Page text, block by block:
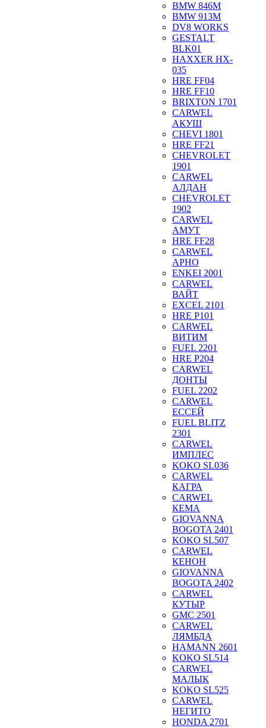
BMW 846M
BMW 913M
DV8 WORKS
GESTALT
BLK01
HAXXER HX-
035
HRE FF04
HRE FF10
BRIXTON 1701
CARWEL
АКУШ
CHEVI 1801
HRE FF21
CHEVROLET
1901
CARWEL
АЛДАН
CHEVROLET
1902
CARWEL
АМУТ
HRE FF28
CARWEL
АРНО
ENKEI 2001
CARWEL
ВАЙТ
EXCEL 2101
HRE P101
CARWEL
ВИТИМ
FUEL 2201
HRE P204
CARWEL
ДОНТЫ
FUEL 2202
CARWEL
ЕССЕЙ
FUEL BLITZ
2301
CARWEL
ИМПЛЕС
KOKO SL036
CARWEL
КАГРА
CARWEL
КЕМА
GIOVANNA
BOGOTA 2401
KOKO SL507
CARWEL
КЕНОН
GIOVANNA
BOGOTA 2402
CARWEL
КУТЫР
GMC 2501
CARWEL
ЛЯМБДА
HAMANN 2601
KOKO SL514
CARWEL
МАЛЫК
KOKO SL525
CARWEL
НЕГИТО
HONDA 2701